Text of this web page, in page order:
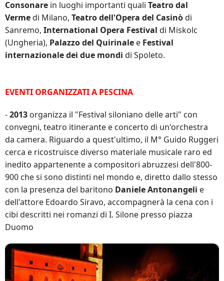
Consonare in luoghi importanti quali Teatro dal
Vermedi Milano, Teatro dell'Opera del Casinòdi
Sanremo, International Opera Festival di Miskolc
(Ungheria), Palazzo del Quirinale e Festival
internazionale dei due mondi di Spoleto.
EVENTI ORGANIZZATI A PESCINA
-2013 organizza il "Festival siloniano delle arti" con
convegni, teatro itinerante e concerto di un'orchestra
da camera. Riguardo a quest'ultimo, il M° Guido Ruggeri
cerca e ricostruisce diverso materiale musicale raro ed
inedito appartenente a compositori abruzzesi dell'800-
900 che si sono distinti nel mondo e, diretto dallo stesso
con la presenza del baritono Daniele Antonangeli e
dell'attore Edoardo Siravo, accompagnerà la cena con i
cibi descritti nei romanzi di I. Silone presso piazza
Duomo